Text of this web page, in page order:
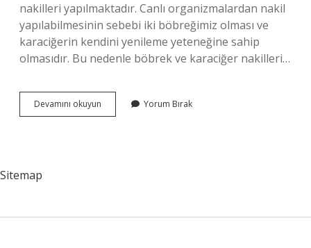
nakilleri yapılmaktadır. Canlı organizmalardan nakil
yapılabilmesinin sebebi iki böbreğimiz olması ve
karaciğerin kendini yenileme yeteneğine sahip
olmasıdır. Bu nedenle böbrek ve karaciğer nakilleri…
Devamını okuyun
Nakli
Yorum Bırak
Sitemap